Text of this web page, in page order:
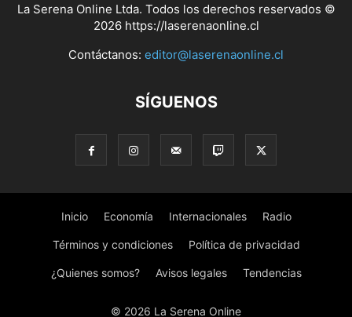
La Serena Online Ltda. Todos los derechos reservados ©
2026 https://laserenaonline.cl
Contáctanos: editor@laserenaonline.cl
SÍGUENOS
Inicio Economía Internacionales Radio
Términos y condiciones Política de privacidad
¿Quienes somos? Avisos legales Tendencias
© 2026 La Serena Online